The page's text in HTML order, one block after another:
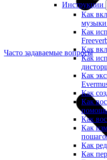
Инструкции
Как
музыки
Как
Как
Как
Как
Как
Как
Как
Как
Как
Как
Часто задаваемые вопросы